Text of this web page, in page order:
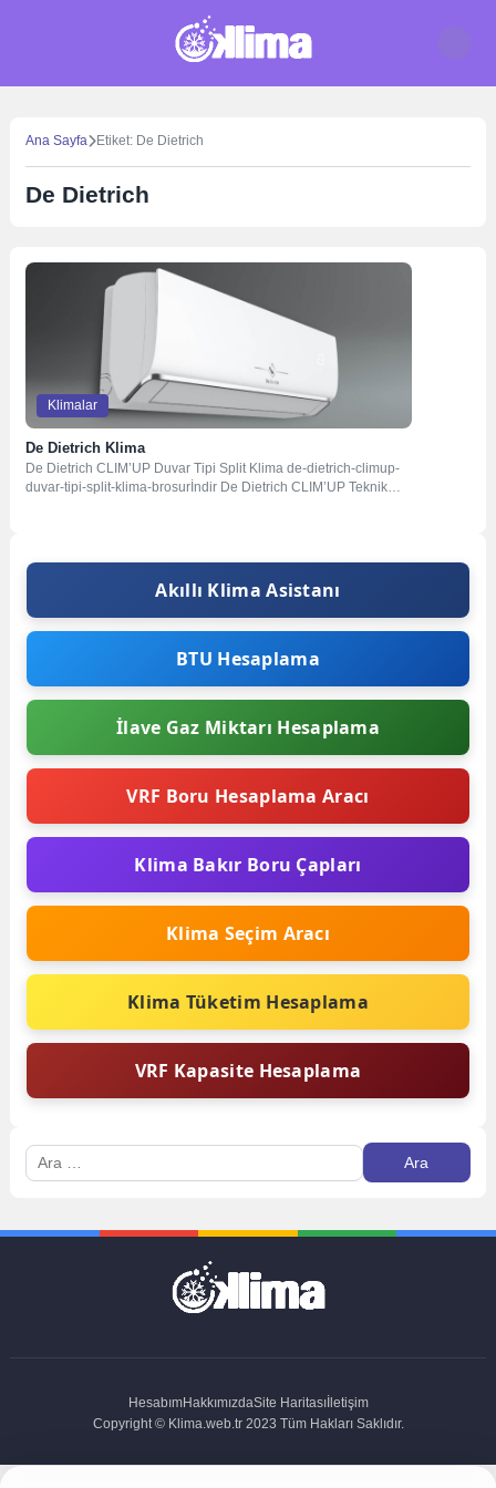
Ana Sayfa Etiket: De Dietrich
De Dietrich
Klimalar
De Dietrich Klima
De Dietrich CLIM’UP Duvar Tipi Split Klima de-dietrich-climup-
duvar-tipi-split-klima-brosurİndir De Dietrich CLIM’UP Teknik
Akıllı Klima Asistanı
BTU Hesaplama
İlave Gaz Miktarı Hesaplama
VRF Boru Hesaplama Aracı
Klima Bakır Boru Çapları
Klima Seçim Aracı
Klima Tüketim Hesaplama
VRF Kapasite Hesaplama
Arama:
HesabımHakkımızdaSite Haritasıİletişim
Copyright © Klima.web.tr 2023 Tüm Hakları Saklıdır.